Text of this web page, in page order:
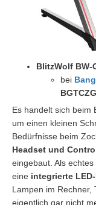
BlitzWolf BW-
bei
Es handelt sich beim
um einen kleinen
Bedürfnisse beim
Headset und
eingebaut. Als
eine integrierte
Lampen im Rechner,
eigentlich gar nicht